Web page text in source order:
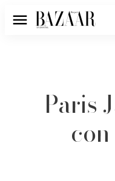
Menú
Paris